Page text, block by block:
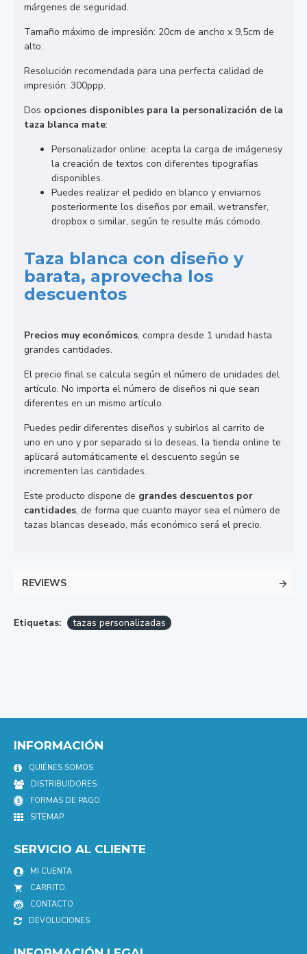
márgenes de seguridad.
Tamaño máximo de impresión: 20cm de ancho x 9,5cm de
alto.
Resolución recomendada para una perfecta calidad de
impresión: 300ppp.
Dos opciones disponibles para la personalización de la
taza blanca mate:
Personalizador online: acepta la carga de imágenesy
la creación de textos con diferentes tipografías
disponibles.
Puedes realizar el pedido en blanco y enviarnos
posteriormente los diseños por email, wetransfer,
dropbox o similar, según te resulte más cómodo.
Taza blanca con diseño y
barata, aprovecha los
descuentos
Precios muy económicos, compra desde 1 unidad hasta
grandes cantidades.
El precio final se calcula según el número de unidades del
artículo. No importa el número de diseños ni que sean
diferentes en un mismo artículo.
Puedes pedir diferentes diseños y subirlos al carrito de
uno en uno y por separado si lo deseas, la tienda online te
aplicará automáticamente el descuento según se
incrementen las cantidades.
Este producto dispone de grandes descuentos por
cantidades, de forma que cuanto mayor sea el número de
tazas blancas deseado, más económico será el precio.
REVIEWS
Etiquetas: tazas personalizadas
INFORMACIÓN
QUIÉNES SOMOS
DISTRIBUIDORES
FORMAS DE PAGO
SITEMAP
SERVICIO AL CLIENTE
MI CUENTA
CARRITO
CONTACTO
DEVOLUCIONES